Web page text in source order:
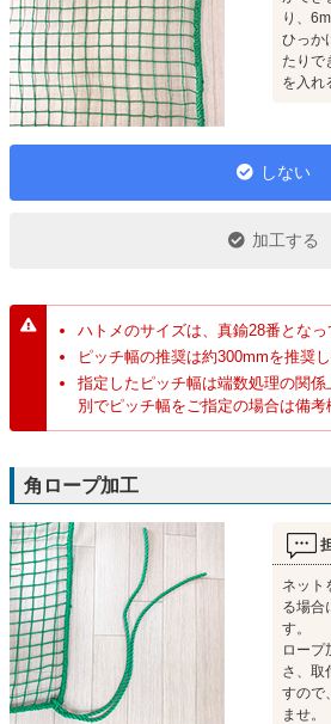
り、
ひっか
たりで
を入れ
しない
加工する
ハトメのサイズは、真鍮28番となっ
ピッチ幅の推奨は約300mmを推奨し
指定したピッチ幅は端数処理の関
別でピッチ幅をご指定の場合は備考
角ロープ加工
ネット
る場合
す。
ロープ
さ、取
すので
ませ。